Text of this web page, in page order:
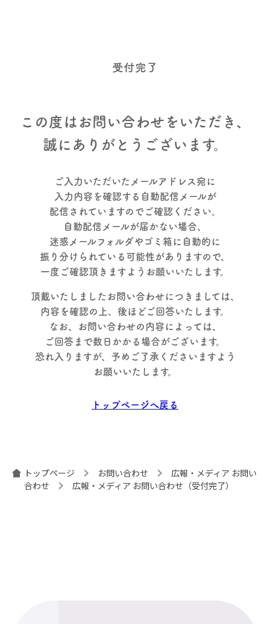
受付完了
この度はお問い合わせをいただき、
誠にありがとうございます。
ご入力いただいた メールアドレス宛に
入力内容を確認する 自動配信メールが
配信されていますのでご確認ください。
自動配信メールが届かない場合、
迷惑メールフォルダや ゴミ箱に自動的に
振り分けられている 可能性がありますので、
一度ご確認頂きますよう お願いいたします。
頂戴いたしました お問い合わせにつきましては、
内容を確認の上、後ほどご回答いたします。
なお、お問い合わせの内容によっては、
ご回答まで数日かかる場合がございます。
恐れ入りますが、予めご了承くださいますよう
お願いいたします。
トップページへ戻る
トップページ お問い合わせ
広報・メディア お問い
合わせ
広報・メディア お問い合わせ（受付完了）